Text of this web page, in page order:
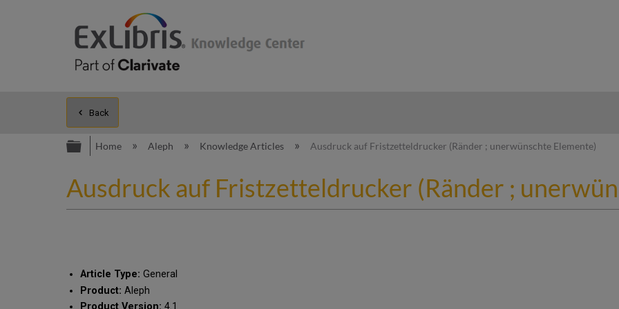
Back
Expand/collapse global hierarchy
Home Aleph Knowledge Articles Ausdruck auf Fristzetteldrucker (Ränder ; unerwünschte Elemente)
Ausdruck auf Fristzetteldrucker (Ränder ;
Article Type: General
Product: Aleph